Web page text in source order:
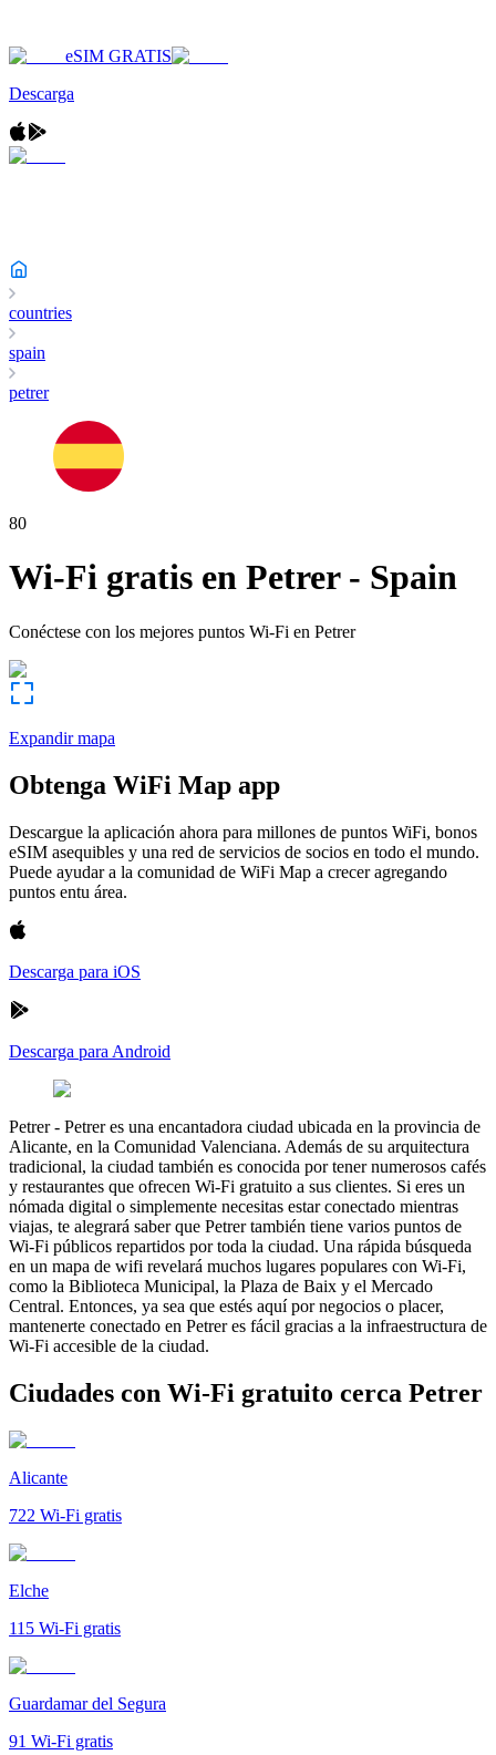
eSIM GRATIS
Descarga
countries
spain
petrer
80
Wi-Fi gratis en Petrer- Spain
Conéctese con los mejores puntos Wi-Fi en Petrer
Expandir mapa
Obtenga WiFi Map app
Descargue la aplicación ahora para millones de puntos WiFi, bonos
eSIM asequibles y una red de servicios de socios en todo el mundo.
Puede ayudar a la comunidad de WiFi Map a crecer agregando
puntos entu área.
Descarga para iOS
Descarga para Android
Petrer- Petrer es una encantadora ciudad ubicada en la provincia de
Alicante, en la Comunidad Valenciana. Además de su arquitectura
tradicional, la ciudad también es conocida por tener numerosos cafés
y restaurantes que ofrecen Wi-Fi gratuito a sus clientes. Si eres un
nómada digital o simplemente necesitas estar conectado mientras
viajas, te alegrará saber que Petrer también tiene varios puntos de
Wi-Fi públicos repartidos por toda la ciudad. Una rápida búsqueda
en un mapa de wifi revelará muchos lugares populares con Wi-Fi,
como la Biblioteca Municipal, la Plaza de Baix y el Mercado
Central. Entonces, ya sea que estés aquí por negocios o placer,
mantenerte conectado en Petrer es fácil gracias a la infraestructura de
Wi-Fi accesible de la ciudad.
Ciudades con Wi-Fi gratuito cerca Petrer
Alicante
722 Wi-Fi gratis
Elche
115 Wi-Fi gratis
Guardamar del Segura
91 Wi-Fi gratis